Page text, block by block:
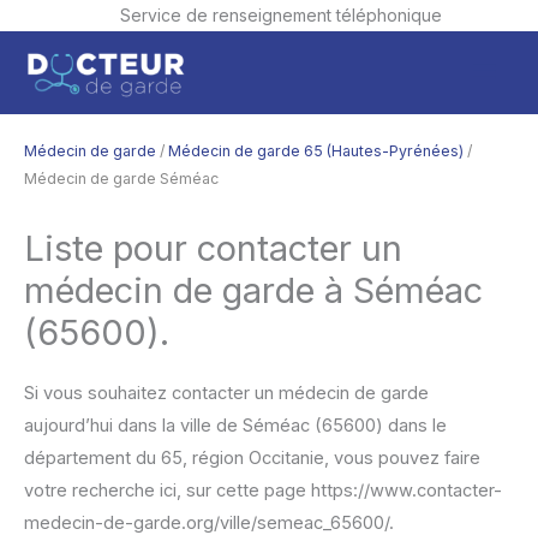
Service de renseignement téléphonique
contenu
Médecin de garde / Médecin de garde 65 (Hautes-Pyrénées) /
Médecin de garde Séméac
Liste pour contacter un
médecin de garde à Séméac
(65600).
Si vous souhaitez contacter un médecin de garde
aujourd’hui dans la ville de Séméac (65600) dans le
département du 65, région Occitanie, vous pouvez faire
votre recherche ici, sur cette page https://www.contacter-
medecin-de-garde.org/ville/semeac_65600/.